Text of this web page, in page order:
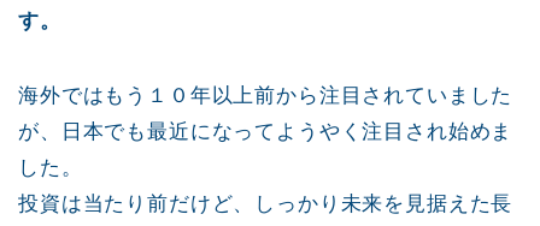
す。
海外ではもう１０年以上前から注目されていました
が、日本でも最近になってようやく注目され始めま
した。
投資は当たり前だけど、しっかり未来を見据えた長